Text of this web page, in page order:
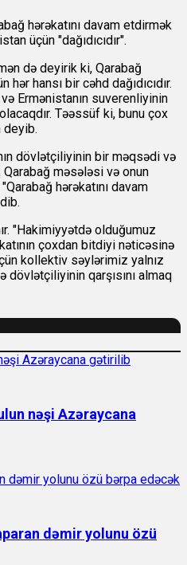
hərəkatını davam etdirmək
üçün "dağıdıcıdır".
də deyirik ki, Qarabağ
hər hansı bir cəhd dağıdıcıdır.
Ermənistanın suverenliyinin
Təəssüf ki, bunu çox
deyib.
dövlətçiliyinin bir məqsədi və
Qarabağ məsələsi və onun
hərəkatını davam
"Hakimiyyətdə olduğumuz
çoxdan bitdiyi nəticəsinə
kollektiv səylərimiz yalnız
dövlətçiliyinin qarşısını almaq
nəşi Azəraycana
dəmir yolunu özü